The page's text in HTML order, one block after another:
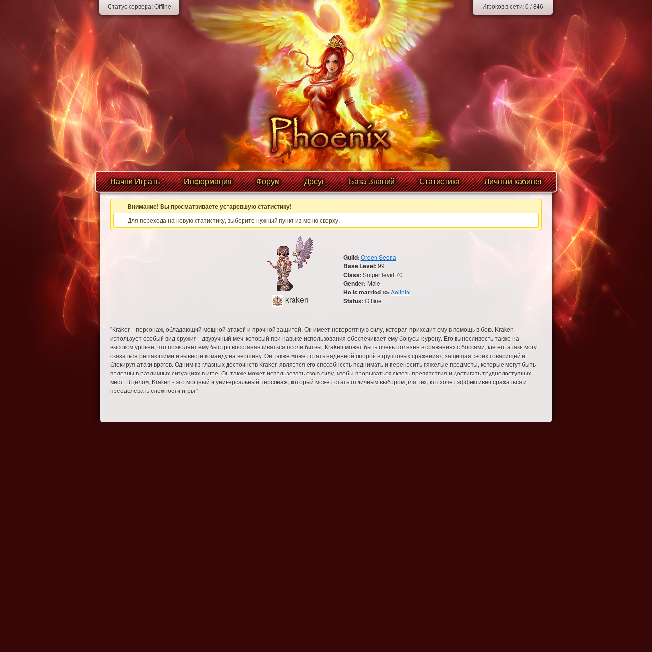
Статус сервера:Offline Игроков в сети:0 /846
Начни Играть Информация Форум Досуг База Знаний Статистика Личный кабинет
Внимание! Вы просматриваете устаревшую статистику!
Для перехода на новую статистику, выберите нужный пункт из меню сверху.
kraken
Guild: Orden Seona
Base Level: 99
Class: Sniper level 70
Gender: Male
He is married to: Aeliniel
Status: Offline
"Kraken - персонаж, обладающий мощной атакой и прочной защитой. Он имеет невероятную силу, которая приходит ему в помощь в бою. Kraken
использует особый вид оружия - двуручный меч, который при навыке использования обеспечивает ему бонусы к урону. Его выносливость также на
высоком уровне, что позволяет ему быстро восстанавливаться после битвы. Kraken может быть очень полезен в сражениях с боссами, где его атаки могут
оказаться решающими и вывести команду на вершину. Он также может стать надежной опорой в групповых сражениях, защищая своих товарищей и
блокируя атаки врагов. Одним из главных достоинств Kraken является его способность поднимать и переносить тяжелые предметы, которые могут быть
полезны в различных ситуациях в игре. Он также может использовать свою силу, чтобы прорываться сквозь препятствия и достигать труднодоступных
мест. В целом, Kraken - это мощный и универсальный персонаж, который может стать отличным выбором для тех, кто хочет эффективно сражаться и
преодолевать сложности игры."